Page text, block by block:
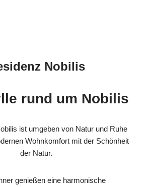
Nobilis
rund um Nobilis
ist umgeben von Natur und Ruhe
Wohnkomfort mit der Schönheit
der Natur.
genießen eine harmonische